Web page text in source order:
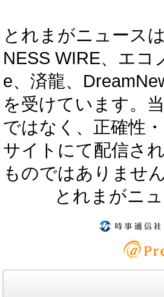
とれまがニュース
NESS WIRE、エコ
e、済龍、
を受けています。
ではなく、正確性
サイトにて配信さ
ものではありません
とれまがニ